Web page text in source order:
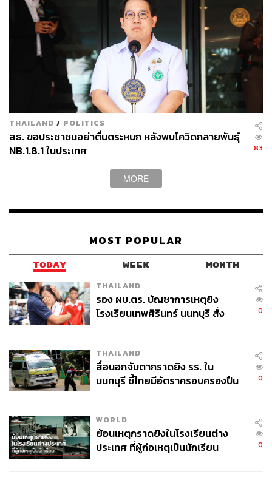
THAILAND / POLITICS
สธ. ขอประชาชนอย่าตื่นตระหนก หลังพบโควิดกลายพันธุ์
NB.1.8.1 ในประเทศ
83
MORE
MOST POPULAR
TODAY WEEK MONTH
THAILAND
รอง ผบ.ตร. บัญชาการเหตุยิง
โรงเรียนเทพศิรินทร์ นนทบุรี สั่ง
0
THAILAND
สื่อนอกจับตากราดยิง รร. ใน
นนทบุรี ชี้ไทยมีอัตราครอบครองปืน
0
WORLD
ย้อนเหตุกราดยิงในโรงเรียนต่าง
ประเทศ ที่ผู้ก่อเหตุเป็นนักเรียน
0